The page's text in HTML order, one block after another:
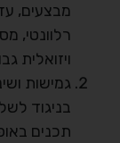
מבצעים,
רלוונטי,
ויזואלית
גמישות
בניגוד
תכנים